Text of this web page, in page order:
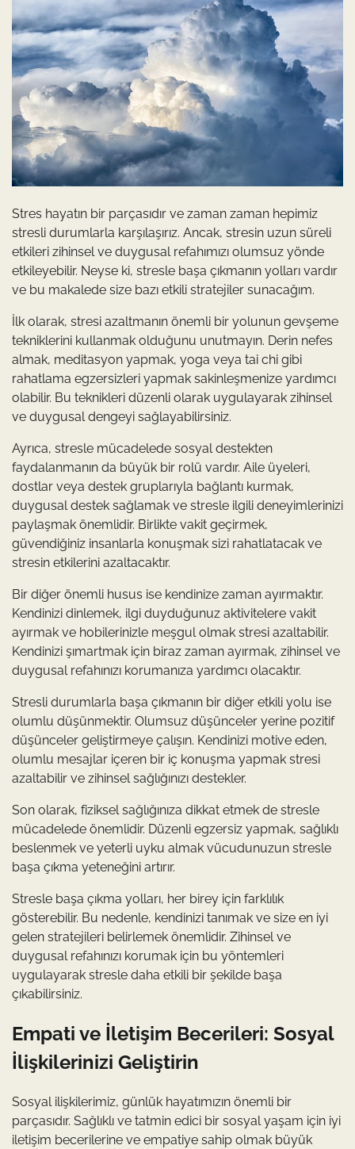
Stres hayatın bir parçasıdır ve zaman zaman hepimiz
stresli durumlarla karşılaşırız. Ancak, stresin uzun süreli
etkileri zihinsel ve duygusal refahımızı olumsuz yönde
etkileyebilir. Neyse ki, stresle başa çıkmanın yolları vardır
ve bu makalede size bazı etkili stratejiler sunacağım.
İlk olarak, stresi azaltmanın önemli bir yolunun gevşeme
tekniklerini kullanmak olduğunu unutmayın. Derin nefes
almak, meditasyon yapmak, yoga veya tai chi gibi
rahatlama egzersizleri yapmak sakinleşmenize yardımcı
olabilir. Bu teknikleri düzenli olarak uygulayarak zihinsel
ve duygusal dengeyi sağlayabilirsiniz.
Ayrıca, stresle mücadelede sosyal destekten
faydalanmanın da büyük bir rolü vardır. Aile üyeleri,
dostlar veya destek gruplarıyla bağlantı kurmak,
duygusal destek sağlamak ve stresle ilgili deneyimlerinizi
paylaşmak önemlidir. Birlikte vakit geçirmek,
güvendiğiniz insanlarla konuşmak sizi rahatlatacak ve
stresin etkilerini azaltacaktır.
Bir diğer önemli husus ise kendinize zaman ayırmaktır.
Kendinizi dinlemek, ilgi duyduğunuz aktivitelere vakit
ayırmak ve hobilerinizle meşgul olmak stresi azaltabilir.
Kendinizi şımartmak için biraz zaman ayırmak, zihinsel ve
duygusal refahınızı korumanıza yardımcı olacaktır.
Stresli durumlarla başa çıkmanın bir diğer etkili yolu ise
olumlu düşünmektir. Olumsuz düşünceler yerine pozitif
düşünceler geliştirmeye çalışın. Kendinizi motive eden,
olumlu mesajlar içeren bir iç konuşma yapmak stresi
azaltabilir ve zihinsel sağlığınızı destekler.
Son olarak, fiziksel sağlığınıza dikkat etmek de stresle
mücadelede önemlidir. Düzenli egzersiz yapmak, sağlıklı
beslenmek ve yeterli uyku almak vücudunuzun stresle
başa çıkma yeteneğini artırır.
Stresle başa çıkma yolları, her birey için farklılık
gösterebilir. Bu nedenle, kendinizi tanımak ve size en iyi
gelen stratejileri belirlemek önemlidir. Zihinsel ve
duygusal refahınızı korumak için bu yöntemleri
uygulayarak stresle daha etkili bir şekilde başa
çıkabilirsiniz.
Empati ve İletişim Becerileri: Sosyal
İlişkilerinizi Geliştirin
Sosyal ilişkilerimiz, günlük hayatımızın önemli bir
parçasıdır. Sağlıklı ve tatmin edici bir sosyal yaşam için iyi
iletişim becerilerine ve empatiye sahip olmak büyük